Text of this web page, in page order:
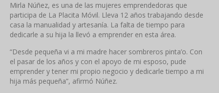
Mirla Núñez, es una de las mujeres emprendedoras que
participa de La Placita Móvil. Lleva 12 años trabajando desde
casa la manualidad y artesanía. La falta de tiempo para
dedicarle a su hija la llevó a emprender en esta área.
“Desde pequeña vi a mi madre hacer sombreros pinta’o. Con
el pasar de los años y con el apoyo de mi esposo, pude
emprender y tener mi propio negocio y dedicarle tiempo a mi
hija más pequeña”, afirmó Núñez.